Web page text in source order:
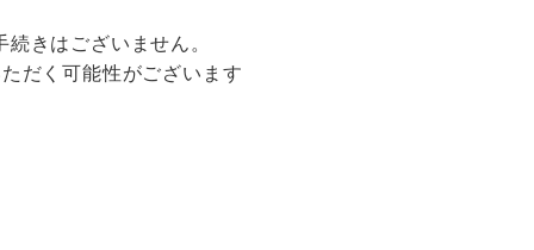
きはございません。
だく可能性がございます